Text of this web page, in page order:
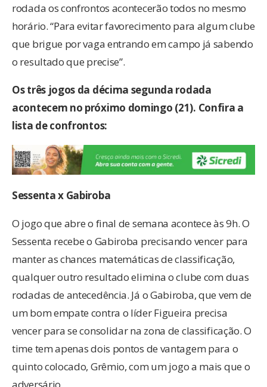
rodada os confrontos acontecerão todos no mesmo
horário. “Para evitar favorecimento para algum clube
que brigue por vaga entrando em campo já sabendo
o resultado que precise”.
Os três jogos da décima segunda rodada
acontecem no próximo domingo (21). Confira a
lista de confrontos:
Sessenta x Gabiroba
O jogo que abre o final de semana acontece às 9h. O
Sessenta recebe o Gabiroba precisando vencer para
manter as chances matemáticas de classificação,
qualquer outro resultado elimina o clube com duas
rodadas de antecedência. Já o Gabiroba, que vem de
um bom empate contra o líder Figueira precisa
vencer para se consolidar na zona de classificação. O
time tem apenas dois pontos de vantagem para o
quinto colocado, Grêmio, com um jogo a mais que o